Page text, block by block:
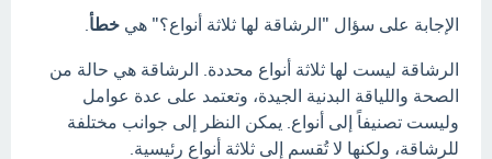
الإجابة على سؤال "الرشاقة لها ثلاثة أنواع؟" هي خطأ
الرشاقة ليست لها ثلاثة أنواع محددة. الرشاقة هي حالة من
الصحة واللياقة البدنية الجيدة، وتعتمد على عدة عوامل
وليست تصنيفاً إلى أنواع. يمكن النظر إلى جوانب مختلفة
للرشاقة، ولكنها لا تُقسم إلى ثلاثة أنواع رئيسية.